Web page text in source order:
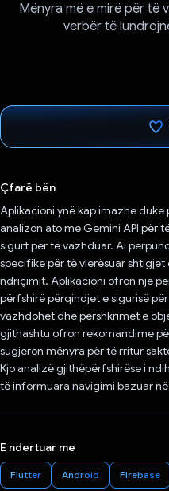
Mënyra më e mirë për të
verbër të
Çfarë bën
Aplikacioni ynë kap imazhe
analizon ato me Gemini API për
sigurt për të vazhduar. Ai
specifike për të vlerësuar
ndriçimit. Aplikacioni ofron një
përfshirë përqindjet e sigurisë
vazhdohet dhe përshkrimet e
gjithashtu ofron rekomandime
sugjeron mënyra për të rritur
Kjo analizë gjithëpërfshirëse i
të informuara navigimi bazuar
E ndertuar me
Flutter Android Firebase